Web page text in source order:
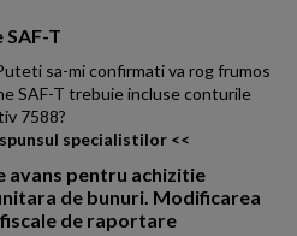
T
sa-mi confirmati va rog frumos
SAF-T trebuie incluse conturile
7588?
specialistilor <<
avans pentru achizitie
de bunuri. Modificarea
de raportare